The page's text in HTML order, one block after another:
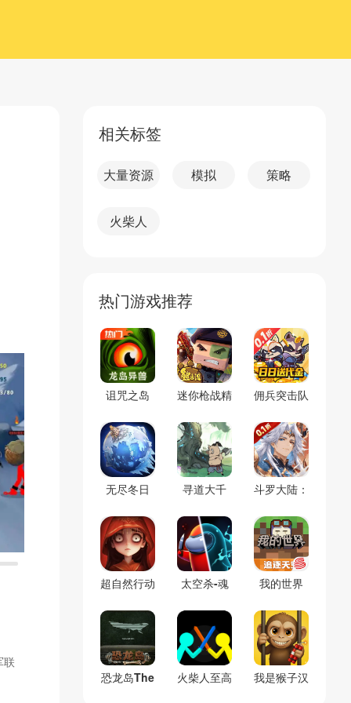
联
相关标签
大量资源 模拟 策略
火柴人
热门游戏推荐
诅咒之岛
(辅助菜单)
迷你枪战精
英
佣兵突击队
(0.1折割草
免费版)
无尽冬日
(官服)
寻道大千
(官服)
斗罗大陆：
逆转时空
(0.1折)
超自然行动
组
太空杀-魂
警长
我的世界
(官服)
恐龙岛The
火柴人至高
我是猴子汉